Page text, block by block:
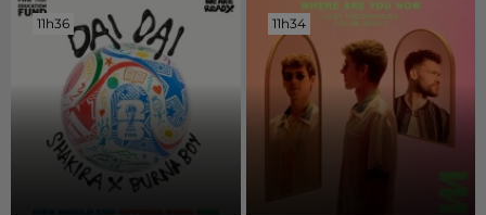
11h36
11h36 11h34
11h34